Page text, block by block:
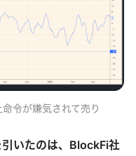
令が嫌気されて売り
いたのは、BlockFi社